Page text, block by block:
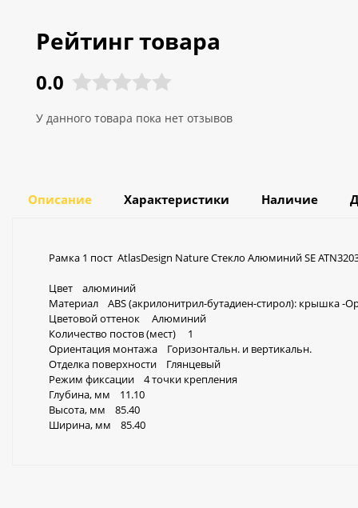
Рейтинг товара
0.0
У данного товара пока нет отзывов
Описание Характеристики Наличие
Рамка 1 пост AtlasDesign Nature Стекло Алюминий SE
Цвет алюминий
Материал ABS (акрилонитрил-бутадиен-стирол): крышка -
Цветовой оттенок Алюминий
Количество постов (мест) 1
Ориентация монтажа Горизонтальн. и вертикальн.
Отделка поверхности Глянцевый
Режим фиксации 4 точки крепления
Глубина, мм 11.10
Высота, мм 85.40
Ширина, мм 85.40